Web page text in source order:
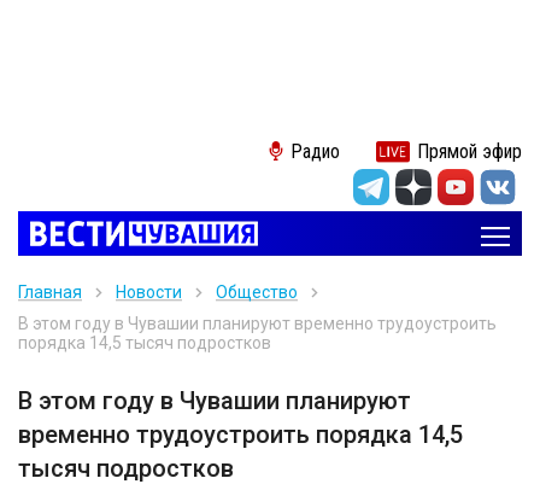
Радио Прямой эфир
Главная Новости
Общество
В этом году в Чувашии планируют временно трудоустроить
порядка 14,5 тысяч подростков
В этом году в Чувашии планируют
временно трудоустроить порядка 14,5
тысяч подростков